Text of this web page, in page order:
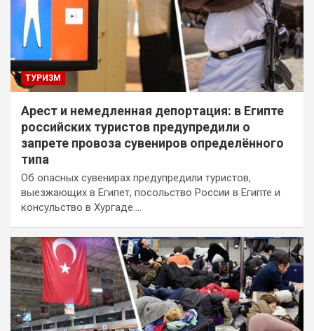
ТУРИЗМ
Арест и немедленная депортация: в Египте
российских туристов предупредили о
запрете провоза сувениров определённого
типа
Об опасных сувенирах предупредили туристов,
выезжающих в Египет, посольство России в Египте и
консульство в Хургаде.…